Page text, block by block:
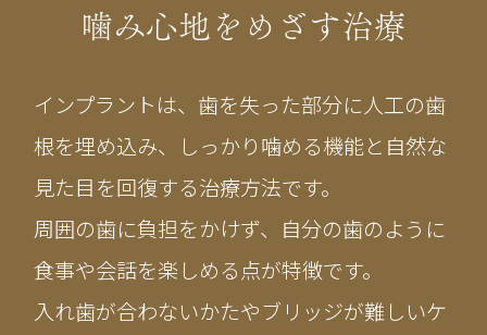
噛み心地をめざす治療
インプラントは、歯を失った部分に人工の歯
根を埋め込み、しっかり噛める機能と自然な
見た目を回復する治療方法です。
周囲の歯に負担をかけず、自分の歯のように
食事や会話を楽しめる点が特徴です。
入れ歯が合わないかたやブリッジが難しいケ